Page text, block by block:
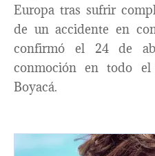
Europa tras sufrir
de un accidente en
confirmó el 24 de
conmoción en todo el
Boyacá.